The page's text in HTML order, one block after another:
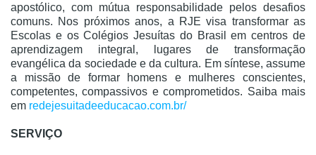
apostólico, com mútua responsabilidade pelos desafios
comuns. Nos próximos anos, a RJE visa transformar as
Escolas e os Colégios Jesuítas do Brasil em centros de
aprendizagem integral, lugares de transformação
evangélica da sociedade e da cultura. Em síntese, assume
a missão de formar homens e mulheres conscientes,
competentes, compassivos e comprometidos. Saiba mais
em redejesuitadeeducacao.com.br/
SERVIÇO